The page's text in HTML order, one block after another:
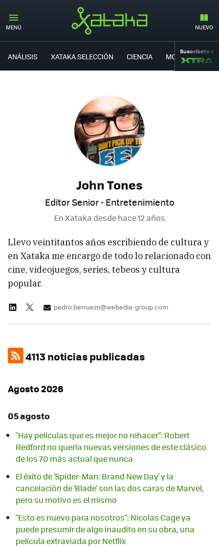
MENÚ NUEVO
ANÁLISIS XATAKA SELECCIÓN CIENCIA MOVILIDAD
Suscríbete a
John Tones
Editor Senior - Entretenimiento
En Xataka desdehace 12 años
Llevo veintitantos años escribiendo de cultura y
en Xataka me encargo de todo lo relacionado con
cine, videojuegos, series, tebeos y cultura
popular.
pedro.berruezo@webedia-group.com
4113 noticias publicadas
Agosto 2026
05 agosto
"Hay películas que es mejor no rehacer": Robert
Redford no quería nuevas versiones de este clásico
de los 70 más actual que nunca
El éxito de 'Spider-Man: Brand New Day' y la
cancelación de 'Blade' son las dos caras de Marvel,
pero su motivo es el mismo
"Esto es nuevo para nosotros": Nicolas Cage ya
puede presumir de algo inaudito en su obra, una
película extraviada por Netflix